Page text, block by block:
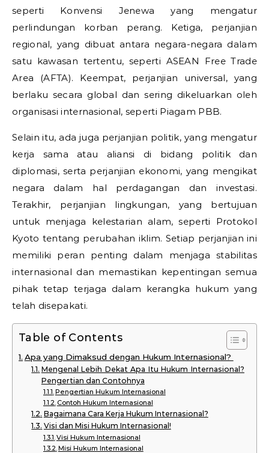
seperti Konvensi Jenewa yang mengatur
perlindungan korban perang. Ketiga, perjanjian
regional, yang dibuat antara negara-negara dalam
satu kawasan tertentu, seperti ASEAN Free Trade
Area (AFTA). Keempat, perjanjian universal, yang
berlaku secara global dan sering dikeluarkan oleh
organisasi internasional, seperti Piagam PBB.
Selain itu, ada juga perjanjian politik, yang mengatur
kerja sama atau aliansi di bidang politik dan
diplomasi, serta perjanjian ekonomi, yang mengikat
negara dalam hal perdagangan dan investasi.
Terakhir, perjanjian lingkungan, yang bertujuan
untuk menjaga kelestarian alam, seperti Protokol
Kyoto tentang perubahan iklim. Setiap perjanjian ini
memiliki peran penting dalam menjaga stabilitas
internasional dan memastikan kepentingan semua
pihak tetap terjaga dalam kerangka hukum yang
telah disepakati.
Table of Contents
Apa yang Dimaksud dengan Hukum Internasional?
Mengenal Lebih Dekat Apa Itu Hukum Internasional?
Pengertian dan Contohnya
Pengertian Hukum Internasional
Contoh Hukum Internasional
Bagaimana Cara Kerja Hukum Internasional?
Visi dan Misi Hukum Internasional!
Visi Hukum Internasional
Misi Hukum Internasional